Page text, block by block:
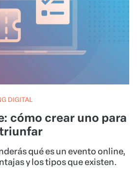
DIGITAL
cómo crear uno para
qué es un evento online,
y los tipos que existen.